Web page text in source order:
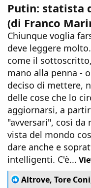
Putin: statista
(di Franco
Chiunque voglia
deve leggere
come il
mano alla penna -
deciso di mettere,
delle cose che lo
aggiornarsi, a
"avversari", così
vista del mondo
dare anche e
intelligenti. C'è...
R
Altrove, Tore Coni